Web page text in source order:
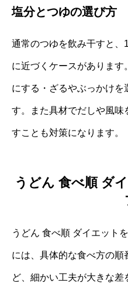
塩分とつゆの選び方
通常のつゆを飲み干すと
に近づくケースがありま
にする・ざるやぶっかけ
す。また具材でだしや風味
すことも対策になります。
うどん 食べ順 ダ
うどん 食べ順 ダイエット
には、具体的な食べ方の
ど、細かい工夫が大きな